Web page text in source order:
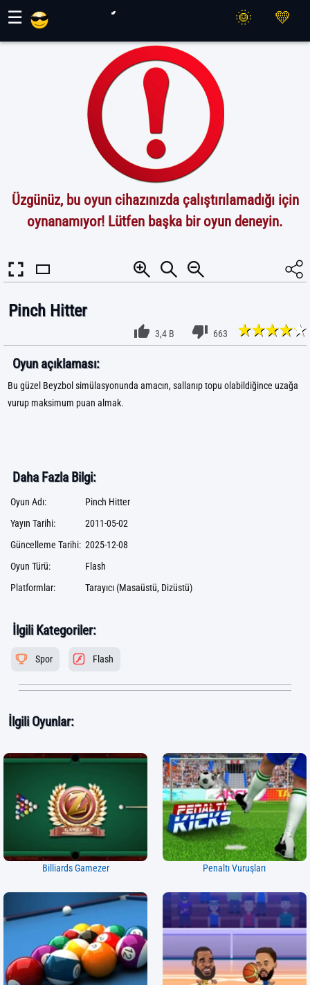
☰
Üzgünüz, bu oyun cihazınızda çalıştırılamadığı için
oynanamıyor! Lütfen başka bir oyun deneyin.
Pinch Hitter
3,4 B 663
Oyun açıklaması:
Bu güzel Beyzbol simülasyonunda amacın, sallanıp topu olabildiğince uzağa
vurup maksimum puan almak.
Daha Fazla Bilgi:
Oyun Adı:
Pinch Hitter
Yayın Tarihi:
2011-05-02
Güncelleme Tarihi: 2025-12-08
Oyun Türü:
Flash
Platformlar:
Tarayıcı (Masaüstü, Dizüstü)
İlgili Kategoriler:
Spor Flash
İlgili Oyunlar:
Billiards Gamezer Penaltı Vuruşları